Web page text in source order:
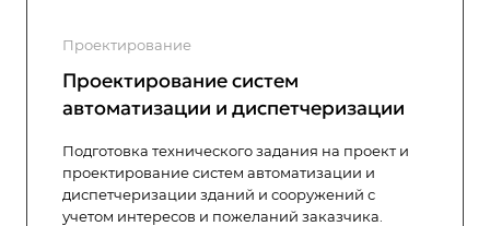
Проектирование
Проектирование систем
автоматизации и диспетчеризации
Подготовка технического задания на проект и
проектирование систем автоматизации и
диспетчеризации зданий и сооружений с
учетом интересов и пожеланий заказчика.